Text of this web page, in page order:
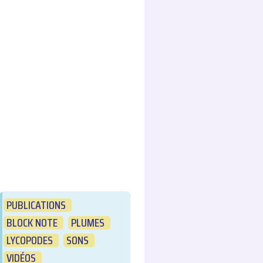
PUBLICATIONS
BLOCK NOTE
PLUMES
LYCOPODES
SONS
VIDÉOS